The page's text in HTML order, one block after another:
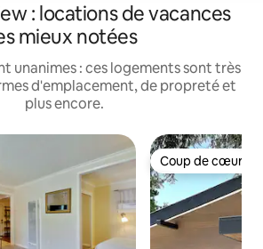
: locations de vacances
mieux notées
unanimes : ces logements sont très
d'emplacement, de propreté et
plus encore.
Coup de cœur
Coup de cœur